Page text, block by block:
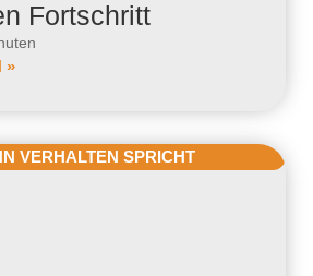
Fortschritt
»
VERHALTEN SPRICHT